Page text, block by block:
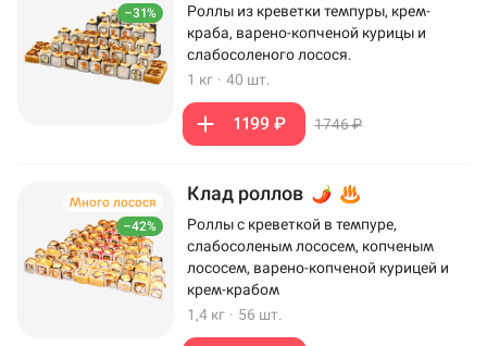
–31%
Роллы из креветки темпуры, крем-
краба, варено-копченой курицы и
слабосоленого лосося.
1 кг · 40 шт.
1199 ₽ 1746 ₽
–42%
Много лосося Клад роллов
Роллы с креветкой в темпуре,
слабосоленым лососем, копченым
лососем, варено-копченой курицей и
крем-крабом
1,4 кг · 56 шт.